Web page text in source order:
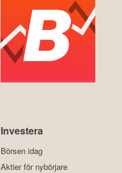
Investera
Börsen idag
Aktier för nybörjare